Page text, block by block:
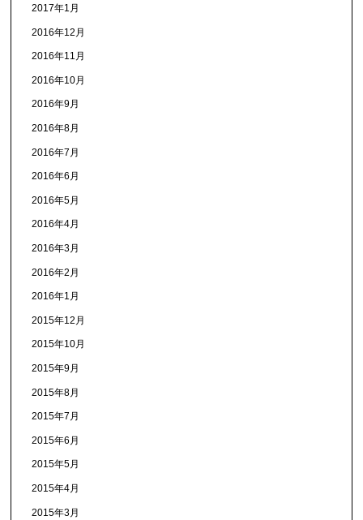
2017年1月
2016年12月
2016年11月
2016年10月
2016年9月
2016年8月
2016年7月
2016年6月
2016年5月
2016年4月
2016年3月
2016年2月
2016年1月
2015年12月
2015年10月
2015年9月
2015年8月
2015年7月
2015年6月
2015年5月
2015年4月
2015年3月